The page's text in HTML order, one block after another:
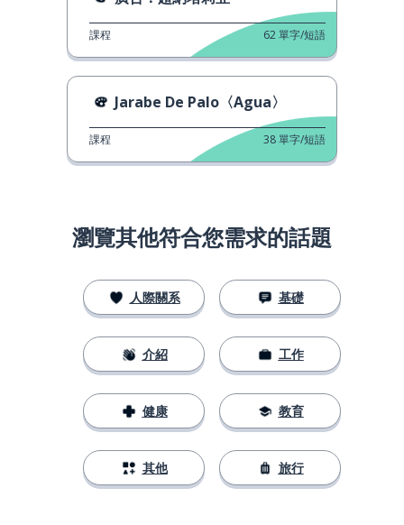
課程 62單字/短語
Jarabe De Palo〈Agua〉
課程 38單字/短語
瀏覽其他符合您需求的話題
人際關系
介紹
健康
其他
基礎
工作
教育
旅行